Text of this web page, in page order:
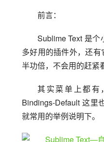
前言：
Sublime Text 是
多好用的插件外，还
半功倍，不会用的赶紧
其实菜单上都有
Bindings-Default 这里
就常用的举例说明下。